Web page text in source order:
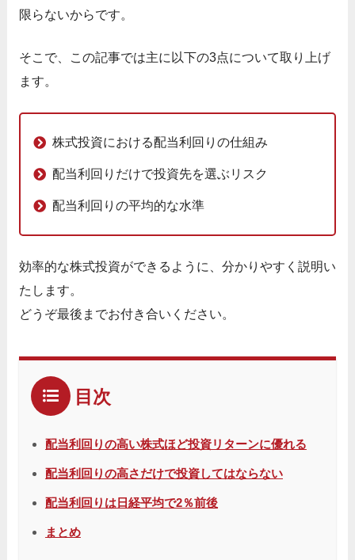
限らないからです。
そこで、この記事では主に以下の3点について取り上げ
ます。
株式投資における配当利回りの仕組み
配当利回りだけで投資先を選ぶリスク
配当利回りの平均的な水準
効率的な株式投資ができるように、分かりやすく説明い
たします。
どうぞ最後までお付き合いください。
目次
配当利回りの高い株式ほど投資リターンに優れる
配当利回りの高さだけで投資してはならない
配当利回りは日経平均で2％前後
まとめ